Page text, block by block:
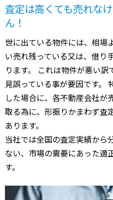
査定は高くても売れな
ん！
世に出ている物件には、相場
い売れ残っている又は、借り
ります。 これは物件が悪い
見誤っている事が要因です。
した場合に、各不動産会社が
取る為に、形振りかまわず査
あります。
当社では全国の査定実績から
ない、市場の需要にあった適
す。